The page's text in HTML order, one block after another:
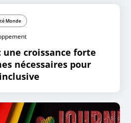
Monde
une croissance forte
nécessaires pour